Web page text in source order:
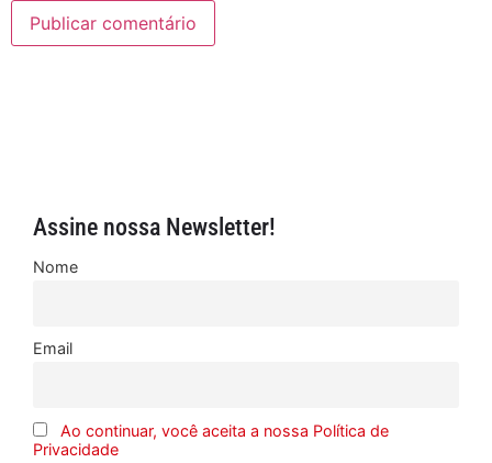
Assine nossa Newsletter!
Nome
Email
Ao continuar, você aceita a nossa Política de
Privacidade